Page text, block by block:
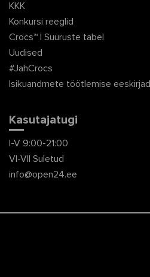
KKK
Konkursi reeglid
Crocs™ | Suuruste tabel
Uudised
#JahCrocs
Isikuandmete töötlemise eeskirjad
Kasutajatugi
I-V 9:00-21:00
VI-VII Suletud
info@open24.ee